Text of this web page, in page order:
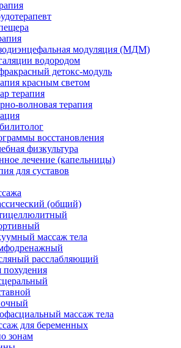
модуляция (МДМ)
водородом
детокс-модуль
красным светом
терапия
волновая терапия
восстановления
физкультура
лечение (капельницы)
для суставов
(общий)
массаж тела
расслабляющий
похудения
массаж тела
для беременных
зонам